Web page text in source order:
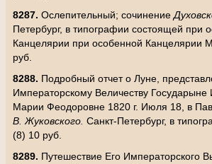
8287. Ослепительный; сочинение
Петербург, в типографии состоящей при
Канцелярии при особенной Канцелярии
руб.
8288. Подробный отчет о Луне,
Императорскому Величеству
Марии Феодоровне 1820 г. Июля 18, в
В. Жуковского. Санкт-Петербург, в
(8) 10 руб.
8289. Путешествие Его Императорского